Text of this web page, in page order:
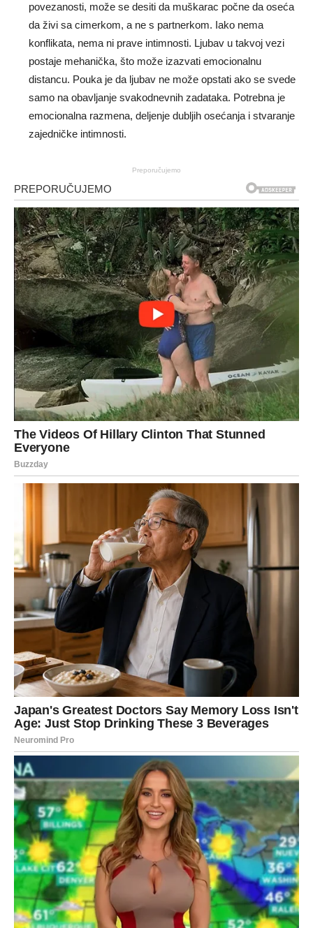
povezanosti, može se desiti da muškarac počne da oseća
da živi sa cimerkom, a ne s partnerkom. Iako nema
konflikata, nema ni prave intimnosti. Ljubav u takvoj vezi
postaje mehanička, što može izazvati emocionalnu
distancu. Pouka je da ljubav ne može opstati ako se svede
samo na obavljanje svakodnevnih zadataka. Potrebna je
emocionalna razmena, deljenje dubljih osećanja i stvaranje
zajedničke intimnosti.
Preporučujemo